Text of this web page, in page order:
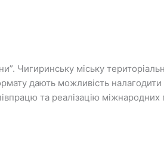
Чигиринську міську
дають можливість налагодити
та реалізацію міжнародних